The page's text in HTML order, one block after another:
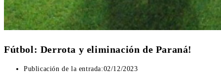
Fútbol: Derrota y eliminación de Paraná!
Publicación de la entrada:02/12/2023